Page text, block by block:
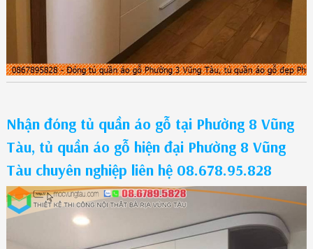
Nhận đóng tủ quần áo gỗ tại Phường 8 Vũng
Tàu, tủ quần áo gỗ hiện đại Phường 8 Vũng
Tàu chuyên nghiệp liên hệ 08.678.95.828